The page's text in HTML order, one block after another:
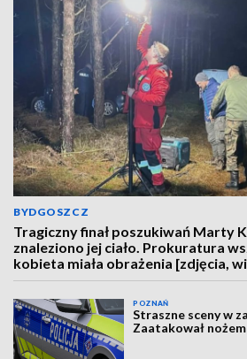
BYDGOSZCZ
Tragiczny finał poszukiwań Marty
znaleziono jej ciało. Prokuratura
kobieta miała obrażenia [zdjęcia,
POZNAŃ
Straszne sceny w
Zaatakował nożem